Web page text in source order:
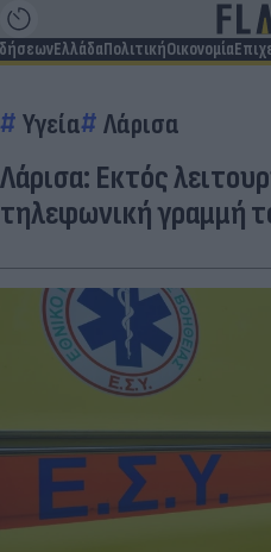
ΕλλάδαΠολιτικήΟικονομία
Υγεία Λάρισα
Λάρισα: Εκτός
τηλεφωνική γραμμή